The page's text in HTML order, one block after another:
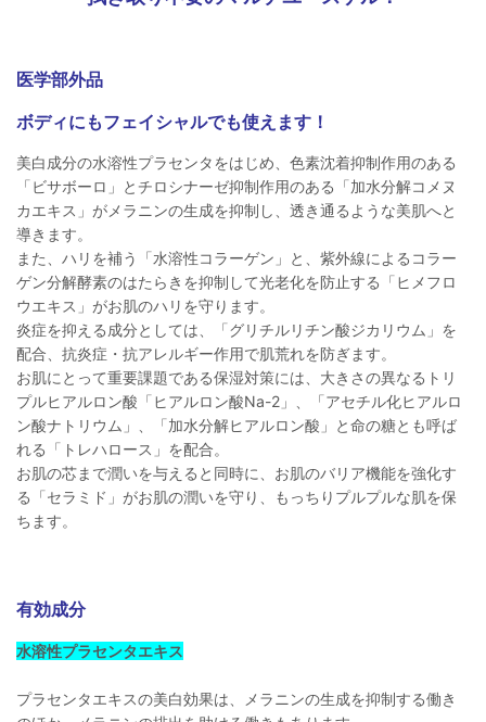
医学部外品
ボディにもフェイシャルでも使えます！
美白成分の水溶性プラセンタをはじめ、色素沈着抑制作用のある
「ビサボーロ」とチロシナーゼ抑制作用のある「加水分解コメヌ
カエキス」がメラニンの生成を抑制し、透き通るような美肌へと
導きます。
また、ハリを補う「水溶性コラーゲン」と、紫外線によるコラー
ゲン分解酵素のはたらきを抑制して光老化を防止する「ヒメフロ
ウエキス」がお肌のハリを守ります。
炎症を抑える成分としては、「グリチルリチン酸ジカリウム」を
配合、抗炎症・抗アレルギー作用で肌荒れを防ぎます。
お肌にとって重要課題である保湿対策には、大きさの異なるトリ
プルヒアルロン酸「ヒアルロン酸Na-2」、「アセチル化ヒアルロ
ン酸ナトリウム」、「加水分解ヒアルロン酸」と命の糖とも呼ば
れる「トレハロース」を配合。
お肌の芯まで潤いを与えると同時に、お肌のバリア機能を強化す
る「セラミド」がお肌の潤いを守り、もっちりプルプルな肌を保
ちます。
有効成分
水溶性プラセンタエキス
プラセンタエキスの美白効果は、メラニンの生成を抑制する働き